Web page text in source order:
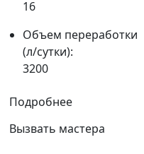
16
Объем переработки
(л/сутки):
3200
Подробнее
Вызвать мастера